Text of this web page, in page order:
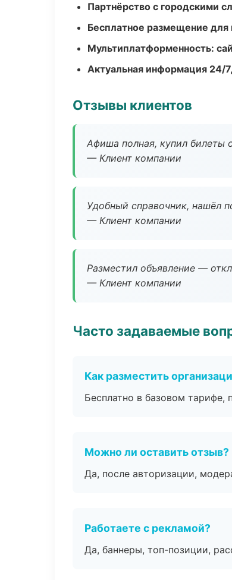
Партнёрство с городскими
Бесплатное размещение для
Мультиплатформенность:
Актуальная информация 24/
Отзывы клиентов
Афиша полная, купил билеты
— Клиент компании
Удобный справочник, нашёл
— Клиент компании
Разместил объявление —
— Клиент компании
Часто задаваемые
Как разместить
Бесплатно в базовом
Можно ли оставить отзыв?
Да, после авторизации,
Работаете с рекламой?
Да, баннеры, топ-позиции,